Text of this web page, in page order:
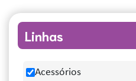
Linhas
Acessórios